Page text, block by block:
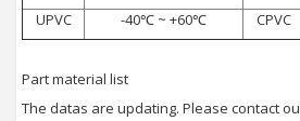
UPVC
-40℃ ~ +60℃ CPVC
Part material list
The datas are updating. Please contact